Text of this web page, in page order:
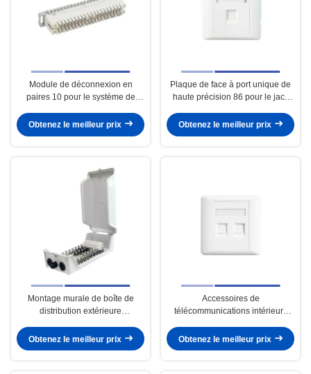
Module de déconnexion en
paires 10 pour le système de
Obtenez le meilleur prix
Plaque de face à port unique de
haute précision 86 pour le jack
Obtenez le meilleur prix
Montage murale de boîte de
distribution extérieure
pour système de
télécommunications
Obtenez le meilleur prix
Accessoires de
télécommunications intérieurs
pour Cat3 Cat5E Cat6 Keystone
Jack
Obtenez le meilleur prix